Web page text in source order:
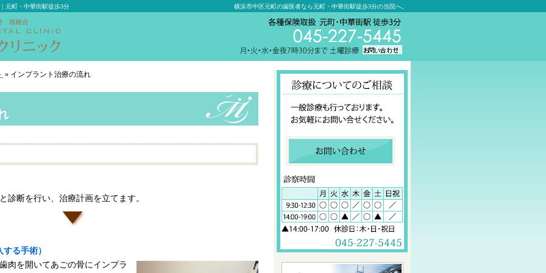
横浜市中区元町の歯医者なら元町・中華街駅徒歩3分の当院へ。
元町・中華街駅徒歩3分
» インプラント治療の流れ
診断を行い、治療計画を立てます。
る手術）
肉を開いてあごの骨にインプラ
コールバック予約